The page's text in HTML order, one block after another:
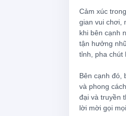
A'udhu
Lai-lai
Me I like
Cảm xúc
gian vui chơi,
khi bên cạnh
tận hưởng
tỉnh, pha
Bên cạnh đó,
và phong
đại và truyền
lời mời gọi